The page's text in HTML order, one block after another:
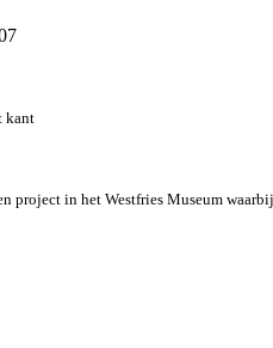
kant
project in het Westfries Museum